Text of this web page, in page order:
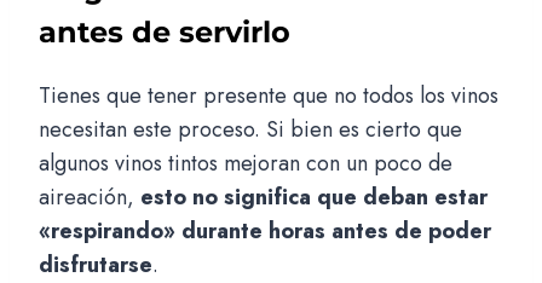
antes de servirlo
Tienes que tener presente que no todos los vinos
necesitan este proceso. Si bien es cierto que
algunos vinos tintos mejoran con un poco de
aireación, esto no significa que deban estar
«respirando» durante horas antes de poder
disfrutarse.